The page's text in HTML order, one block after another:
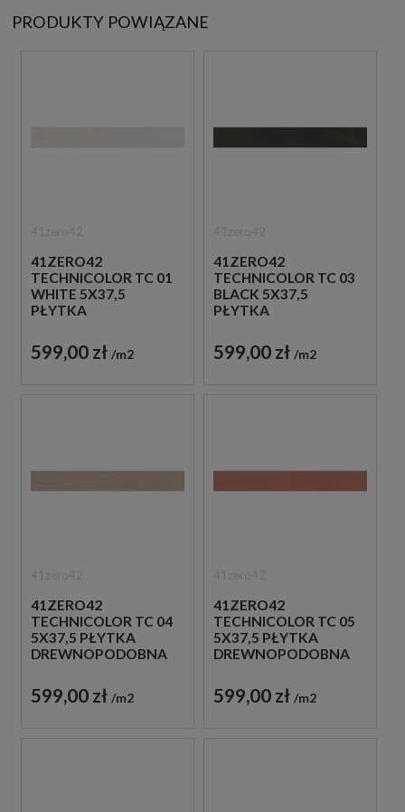
PRODUKTY POWIĄZANE
41ZERO42
TECHNICOLOR TC 01
WHITE 5X37,5
PŁYTKA
599,00 zł m2
41ZERO42
TECHNICOLOR TC 03
BLACK 5X37,5
PŁYTKA
599,00 zł m2
41ZERO42
TECHNICOLOR TC 04
5X37,5 PŁYTKA
DREWNOPODOBNA
599,00 zł m2
41ZERO42
TECHNICOLOR TC 05
5X37,5 PŁYTKA
DREWNOPODOBNA
599,00 zł m2